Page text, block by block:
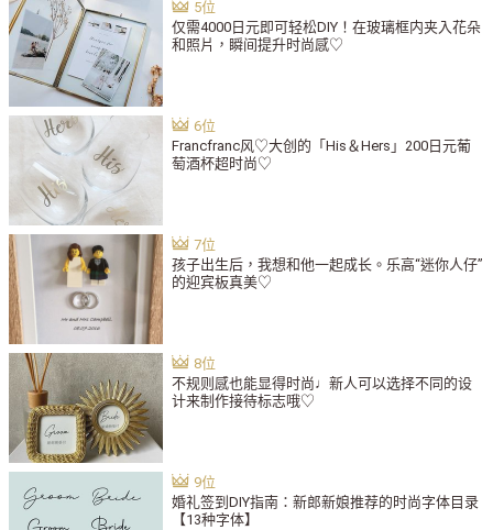
仅需4000日元即可轻松DIY！在玻璃框内夹入花朵
和照片，瞬间提升时尚感♡
Francfranc风♡大创的「His＆Hers」200日元葡
萄酒杯超时尚♡
孩子出生后，我想和他一起成长。乐高“迷你人仔”
的迎宾板真美♡
不规则感也能显得时尚♩新人可以选择不同的设
计来制作接待标志哦♡
婚礼签到DIY指南：新郎新娘推荐的时尚字体目录
【13种字体】